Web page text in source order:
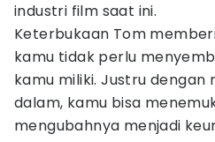
industri film saat ini.
Keterbukaan Tom
kamu tidak perlu
kamu miliki. Justru dengan
dalam, kamu bisa
mengubahnya menjadi